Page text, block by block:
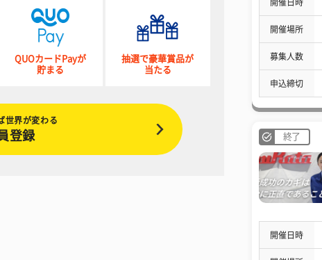
QUOカードPayが
貯まる
抽選で豪華賞品が
当たる
世界が変わる
登録
開催日時
開催場所
募集人数
申込締切
終了
開催日時